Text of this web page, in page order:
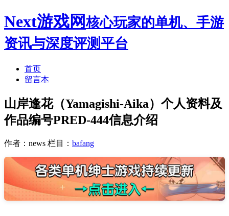
Next游戏网核心玩家的单机、手游
资讯与深度评测平台
首页
留言本
山岸逢花（Yamagishi-Aika）个人资料及
作品编号PRED-444信息介绍
作者：news 栏目： bafang